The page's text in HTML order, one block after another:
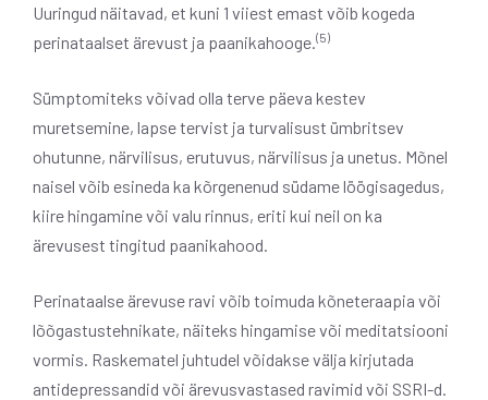
Uuringud näitavad, et kuni 1 viiest emast võib kogeda
perinataalset ärevust ja paanikahooge. (5)
Sümptomiteks võivad olla terve päeva kestev
muretsemine, lapse tervist ja turvalisust ümbritsev
ohutunne, närvilisus, erutuvus, närvilisus ja unetus. Mõnel
naisel võib esineda ka kõrgenenud südame löögisagedus,
kiire hingamine või valu rinnus, eriti kui neil on ka
ärevusest tingitud paanikahood.
Perinataalse ärevuse ravi võib toimuda kõneteraapia või
lõõgastustehnikate, näiteks hingamise või meditatsiooni
vormis. Raskematel juhtudel võidakse välja kirjutada
antidepressandid või ärevusvastased ravimid või SSRI-d.